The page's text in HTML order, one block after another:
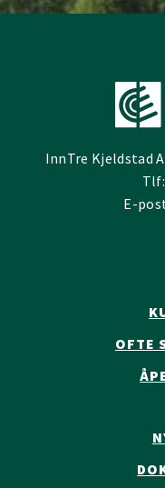
InnTre Kjeldstad
Tlf:
E-
OFTE